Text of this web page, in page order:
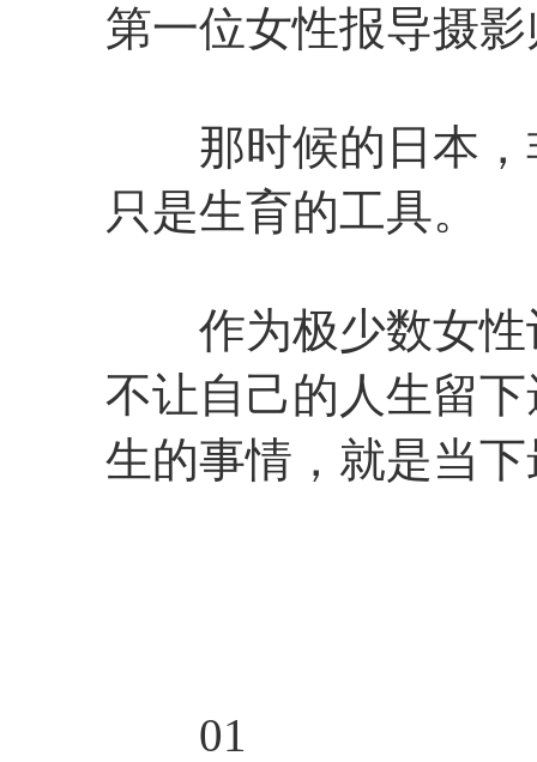
第一位女性报导摄
那时候的日本，
只是生育的工具。
作为极少数女性
不让自己的人生留
生的事情，就是当
01